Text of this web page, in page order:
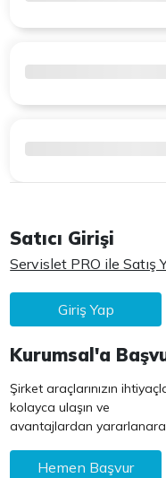
Satıcı Girişi
Servislet PRO ile Satış
Giriş Yap
Kurumsal'a
Şirket araçlarınızın
kolayca ulaşın ve
avantajlardan
Hemen Başvur